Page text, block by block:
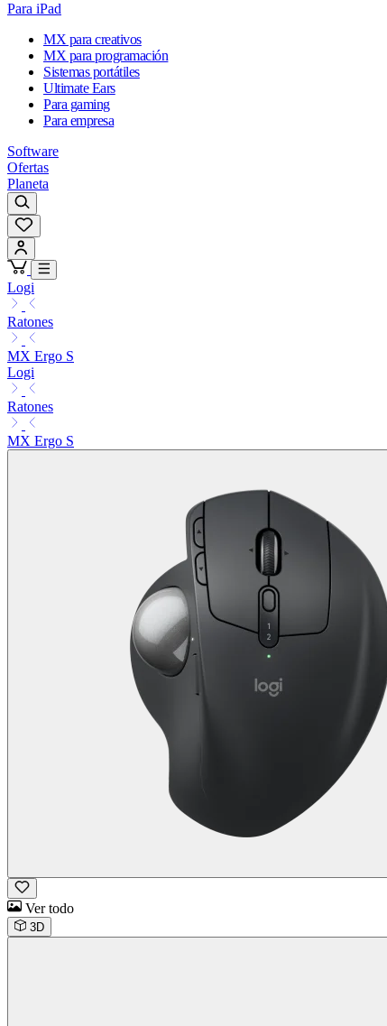
Para iPad
MX para creativos
MX para programación
Sistemas portátiles
Ultimate Ears
Para gaming
Para empresa
Software
Ofertas
Planeta
Logi
Ratones
MX Ergo S
Logi
Ratones
MX Ergo S
Ver todo
3D